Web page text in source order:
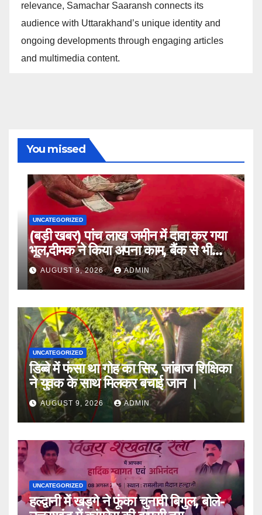
relevance, Samachar Saaransh connects its
audience with Uttarakhand’s unique identity and
ongoing developments through engaging articles
and multimedia content.
You missed
UNCATEGORIZED
(बड़ी खबर) पांच लाख जमीन में दावा कर गया
भूल,दीमक ने किया अपना काम, बैंक से भी
लौटा हताश ।।
AUGUST 9, 2026 ADMIN
UNCATEGORIZED
डिब्बे में फंसा था गोह का सिर, जांबाज शिक्षिका
ने युवक के साथ मिलकर बचाई जान ।
AUGUST 9, 2026 ADMIN
UNCATEGORIZED
हल्द्वानी में खड़गे ने फूंका चुनावी बिगुल, बोले-